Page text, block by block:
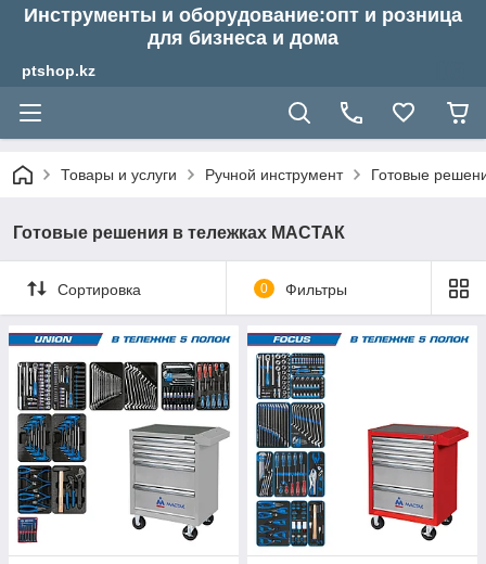
Инструменты и оборудование:опт и розница
для бизнеса и дома
ptshop.kz
Товары и услуги Ручной инструмент Готовые
Готовые решения в тележках МАСТАК
Сортировка 0 Фильтры